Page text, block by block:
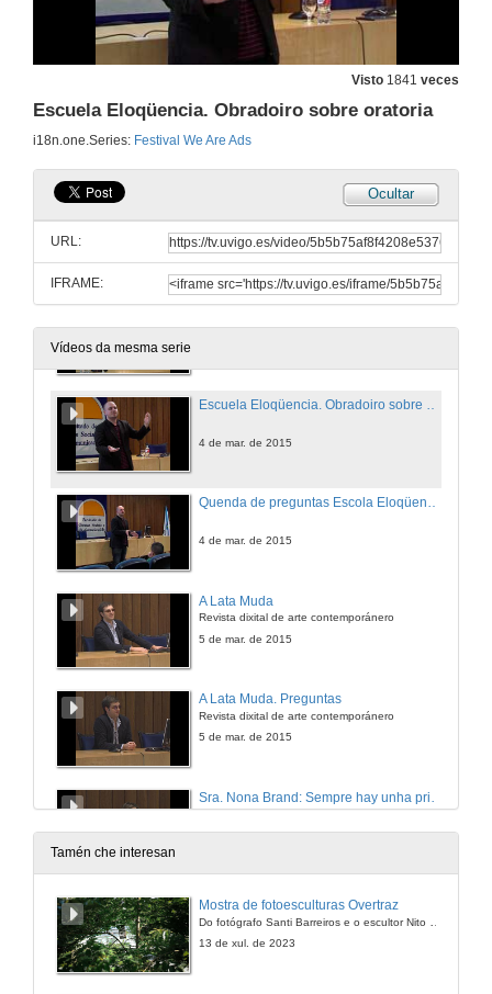
Visto 1841 veces
Escuela Eloqüencia. Obradoiro sobre oratoria
i18n.one.Series: Festival We Are Ads
Ocultar
URL:
IFRAME:
Vídeos da mesma serie
Cómo faer que che merquen unha idea
2 de mar. de 2015
Tony Le Brand. Obradoiro de Branding Creativo
3 de mar. de 2015
Diferencias entre o estudante e o traballador
Conferencia sobre Branding. Tony Le Brand
3 de mar. de 2015
Bye bye poverty porn
4 de mar. de 2015
Quenda de preguntas Escola Eloqüencia. Obradoiro sobre oratoria
4 de mar. de 2015
A Lata Muda
Revista dixital de arte contemporánero
5 de mar. de 2015
A Lata Muda. Preguntas
Revista dixital de arte contemporánero
5 de mar. de 2015
We Are Ads Festival: Festival de Publicidad de la Facultad de CCSS y Comunicación de Pontevedra
5 de abr. de 2015
Tamén che interesan
Mostra de fotoesculturas Overtraz
13 de xul. de 2023